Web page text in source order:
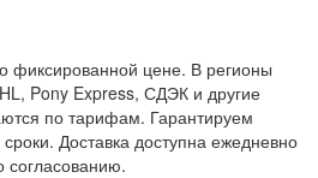
фиксированной цене. В регионы
Pony Express, СДЭК и другие
по тарифам. Гарантируем
Доставка доступна ежедневно
согласованию.